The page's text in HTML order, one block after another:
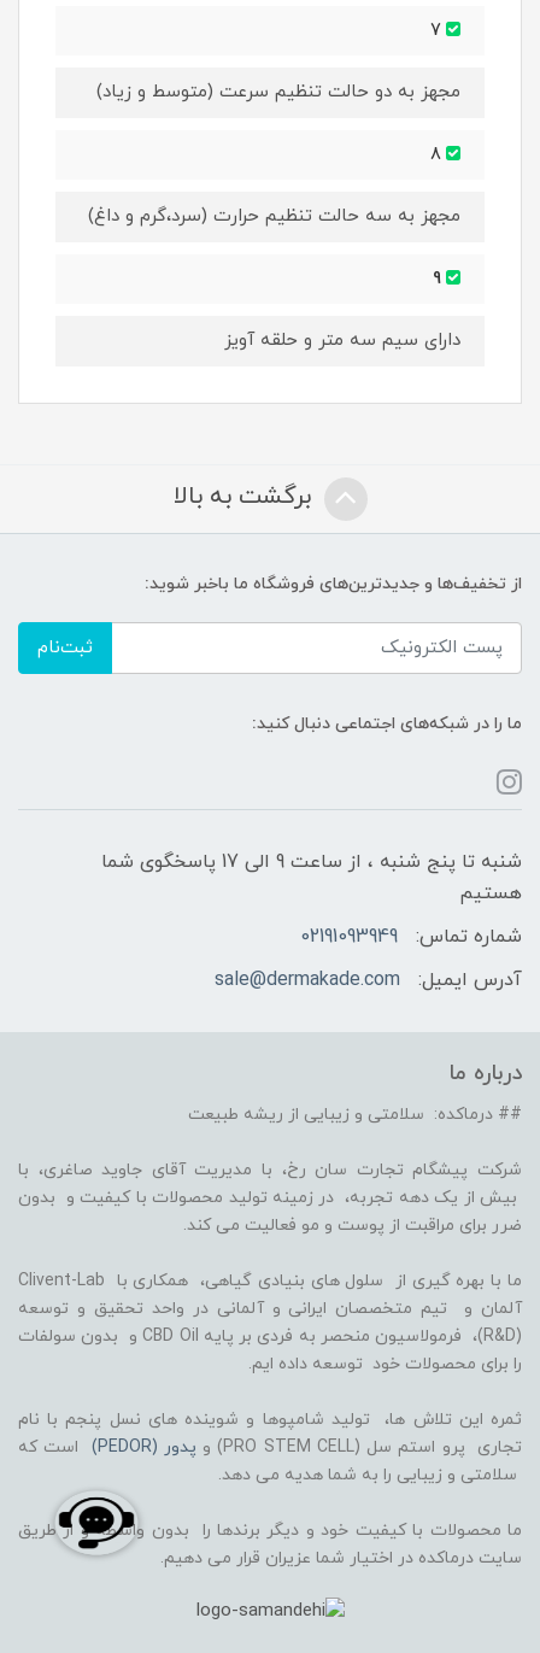
مجهز به دو حالت تنظیم سرعت (متوسط و زیاد)
مجهز به سه حالت تنظیم حرارت (سرد،گرم و داغ)
دارای سیم سه متر و حلقه آویز
برگشت به بالا
از تخفیف‌ها و جدیدترین‌های فروشگاه ما باخبر شوید:
ثبت‌نام
ما را در شبکه‌های اجتماعی دنبال کنید:
شنبه تا پنج شنبه ، از ساعت 9 الی 17 پاسخگوی شما
هستیم
شماره تماس:
02191093949
آدرس ایمیل:
sale@dermakade.com
درباره ما
## درماکده: سلامتی و زیبایی از ریشه طبیعت
شرکت پیشگام تجارت سان رخ، با مدیریت آقای جاوید صاغری، با
بیش از یک دهه تجربه، در زمینه تولید محصولات با کیفیت و بدون
ضرر برای مراقبت از پوست و مو فعالیت می کند.
ما با بهره گیری از سلول های بنیادی گیاهی، همکاری با Clivent-Lab
آلمان و تیم متخصصان ایرانی و آلمانی در واحد تحقیق و توسعه
(R&D)، فرمولاسیون منحصر به فردی بر پایه CBD Oil و بدون سولفات
را برای محصولات خود توسعه داده ایم.
ثمره این تلاش ها، تولید شامپوها و شوینده های نسل پنجم با نام
تجاری پرو استم سل (PRO STEM CELL) و
پدور (PEDOR)
است که
سلامتی و زیبایی را به شما هدیه می دهد.
ما محصولات با کیفیت خود و دیگر برندها را بدون واسطه و از طریق
سایت درماکده در اختیار شما عزیران قرار می دهیم.